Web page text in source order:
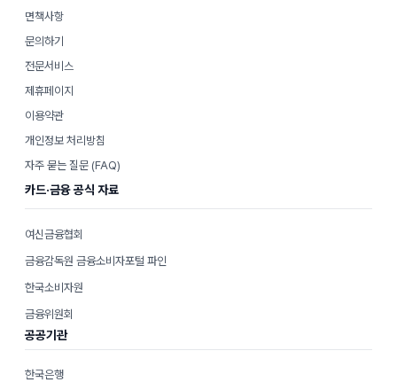
면책사항
문의하기
전문서비스
제휴페이지
이용약관
개인정보 처리방침
자주 묻는 질문 (FAQ)
카드·금융 공식 자료
여신금융협회
금융감독원 금융소비자포털 파인
한국소비자원
금융위원회
공공기관
한국은행